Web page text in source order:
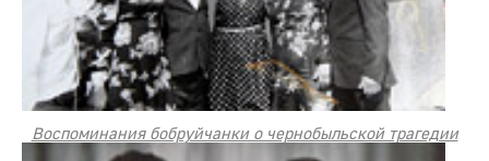
Воспоминания бобруйчанки о чернобыльской трагедии